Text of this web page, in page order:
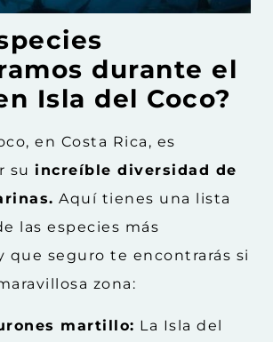
durante el
Isla del Coco?
en Costa Rica, es
su increíble diversidad de
Aquí tienes una lista
las especies más
que seguro te encontrarás si
zona:
martillo: La Isla del